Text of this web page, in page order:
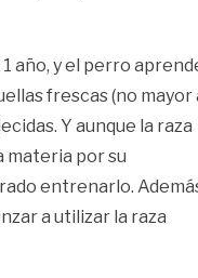
año, y el perro
frescas (no mayor
Y aunque la raza
materia por su
entrenarlo.
a utilizar la raza